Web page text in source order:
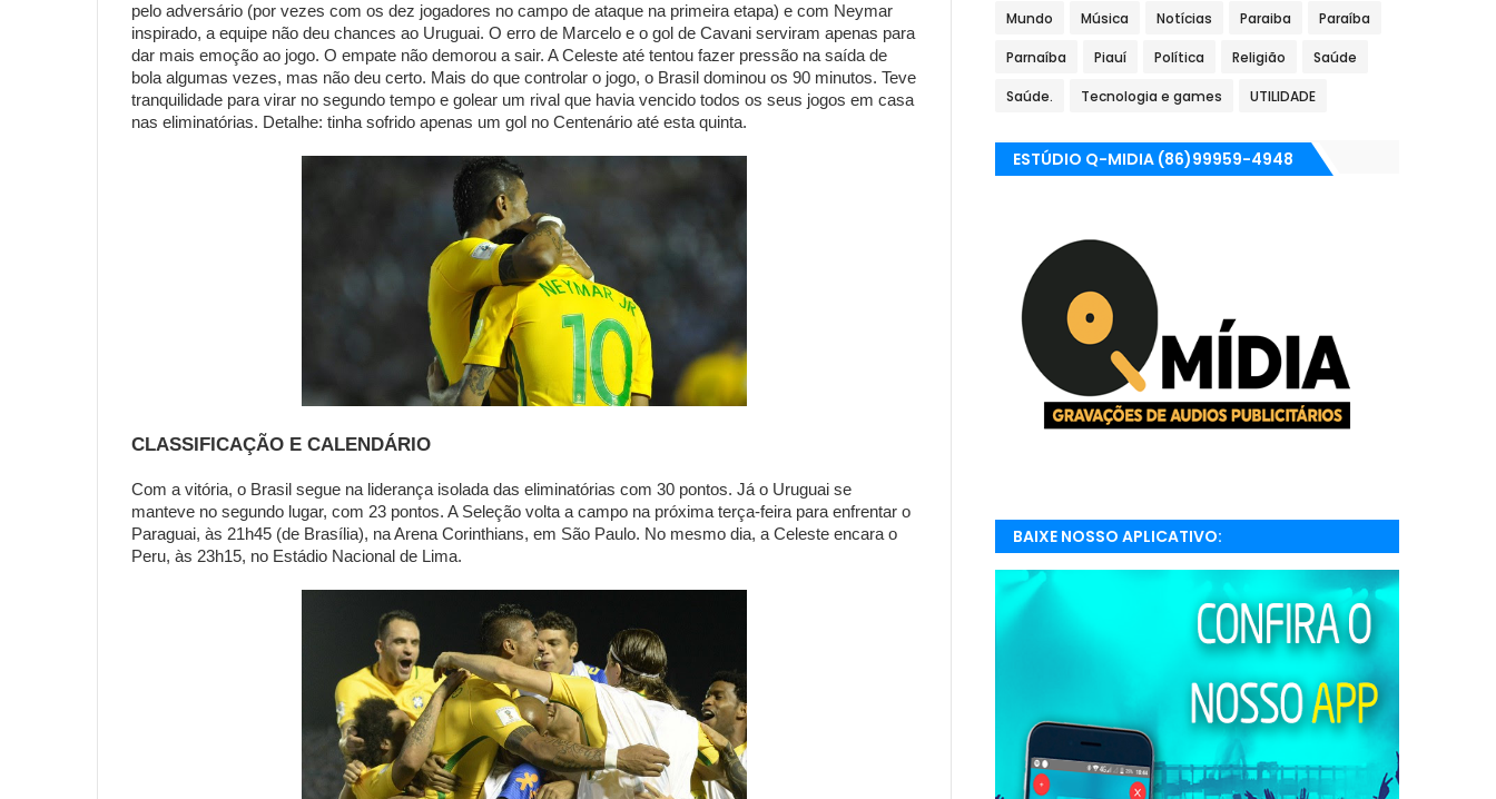
pelo adversário (por vezes com os dez jogadores no campo de ataque na primeira etapa) e com Neymar
inspirado, a equipe não deu chances ao Uruguai. O erro de Marcelo e o gol de Cavani serviram apenas para
dar mais emoção ao jogo. O empate não demorou a sair. A Celeste até tentou fazer pressão na saída de
bola algumas vezes, mas não deu certo. Mais do que controlar o jogo, o Brasil dominou os 90 minutos. Teve
tranquilidade para virar no segundo tempo e golear um rival que havia vencido todos os seus jogos em casa
nas eliminatórias. Detalhe: tinha sofrido apenas um gol no Centenário até esta quinta.
CLASSIFICAÇÃO E CALENDÁRIO
Com a vitória, o Brasil segue na liderança isolada das eliminatórias com 30 pontos. Já o Uruguai se
manteve no segundo lugar, com 23 pontos. A Seleção volta a campo na próxima terça-feira para enfrentar o
Paraguai, às 21h45 (de Brasília), na Arena Corinthians, em São Paulo. No mesmo dia, a Celeste encara o
Peru, às 23h15, no Estádio Nacional de Lima.
Mundo Música Notícias Paraiba Paraíba
Parnaíba Piauí Política Religião Saúde
Saúde. Tecnologia e games UTILIDADE
ESTÚDIO Q-MIDIA (86)99959-4948
BAIXE NOSSO APLICATIVO:
RADIONETPARNAIBA